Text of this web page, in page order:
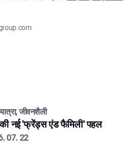
जीवनशैली
नई 'फ्रेंड्स एंड फैमिली' पहल
07. 22